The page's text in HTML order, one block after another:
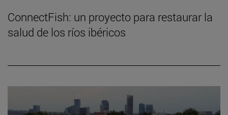
ConnectFish: un proyecto para restaurar la
salud de los ríos ibéricos